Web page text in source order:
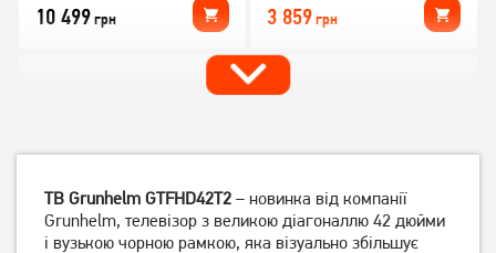
10 499грн 3 859грн
ТВ Grunhelm GTFHD42T2 – новинка від компанії
Grunhelm, телевізор з великою діагоналлю 42 дюйми
і вузькою чорною рамкою, яка візуально збільшує